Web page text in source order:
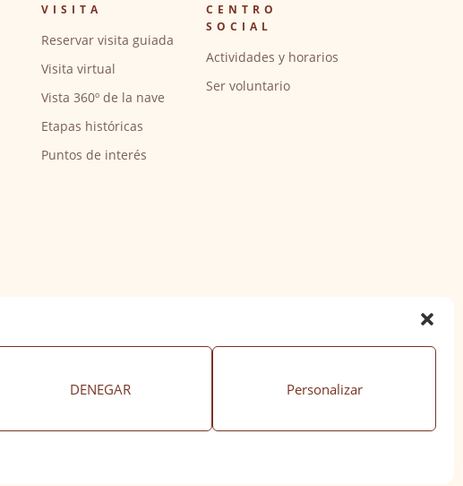
DENEGAR Personalizar
VISITA
Reservar visita guiada
Visita virtual
Vista 360º de la nave
Etapas históricas
Puntos de interés
CENTRO
SOCIAL
Actividades y horarios
Ser voluntario